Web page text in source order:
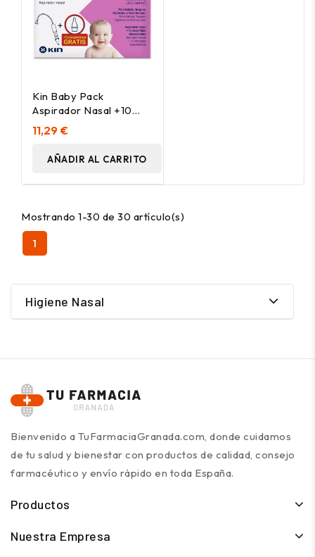
Kin Baby Pack
Aspirador Nasal +10
Filtros Rec
11,29 €
AÑADIR AL CARRITO
Mostrando 1-30 de 30 artículo(s)
1
Higiene Nasal
Bienvenido a TuFarmaciaGranada.com, donde cuidamos
de tu salud y bienestar con productos de calidad, consejo
farmacéutico y envío rápido en toda España.
Productos
Nuestra Empresa